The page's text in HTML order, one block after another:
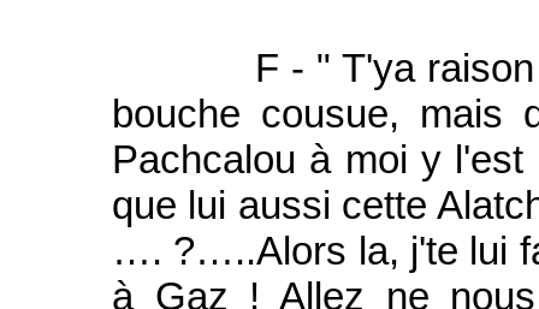
F - " T'ya raison
bouche cousue, mais
Pachcalou à moi y
que lui aussi cette
…. ?…..Alors la, j'te lui
à Gaz ! Allez ne